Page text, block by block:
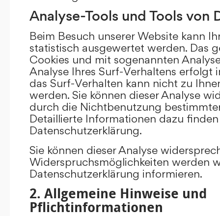
Analyse-Tools und Tools von
Beim Besuch unserer Website kann
statistisch ausgewertet werden. Das
Cookies und mit sogenannten
Analyse Ihres Surf-Verhaltens erfolgt
das Surf-Verhalten kann nicht zu
werden. Sie können dieser Analyse
durch die Nichtbenutzung
Detaillierte Informationen dazu
Datenschutzerklärung.
Sie können dieser Analyse
Widerspruchsmöglichkeiten werden
Datenschutzerklärung informieren.
2. Allgemeine Hinweise und
Pflichtinformationen